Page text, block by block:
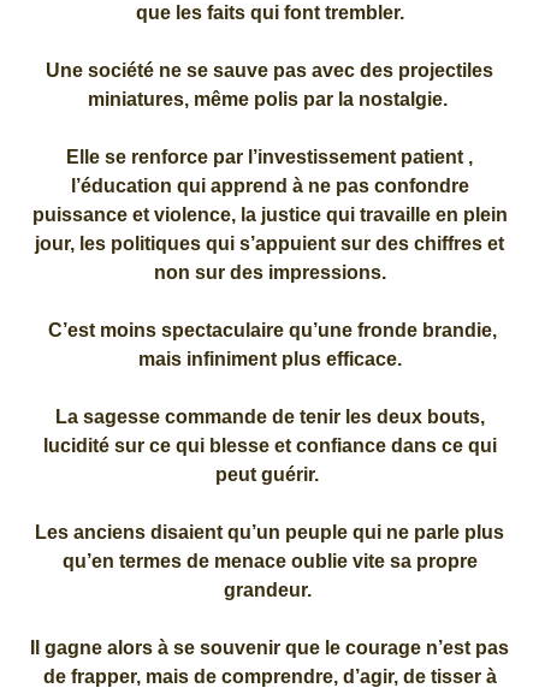
que les faits qui font trembler.
Une société ne se sauve pas avec des projectiles
miniatures, même polis par la nostalgie.
Elle se renforce par l’investissement patient ,
l’éducation qui apprend à ne pas confondre
puissance et violence, la justice qui travaille en plein
jour, les politiques qui s’appuient sur des chiffres et
non sur des impressions.
C’est moins spectaculaire qu’une fronde brandie,
mais infiniment plus efficace.
La sagesse commande de tenir les deux bouts,
lucidité sur ce qui blesse et confiance dans ce qui
peut guérir.
Les anciens disaient qu’un peuple qui ne parle plus
qu’en termes de menace oublie vite sa propre
grandeur.
Il gagne alors à se souvenir que le courage n’est pas
de frapper, mais de comprendre, d’agir, de tisser à